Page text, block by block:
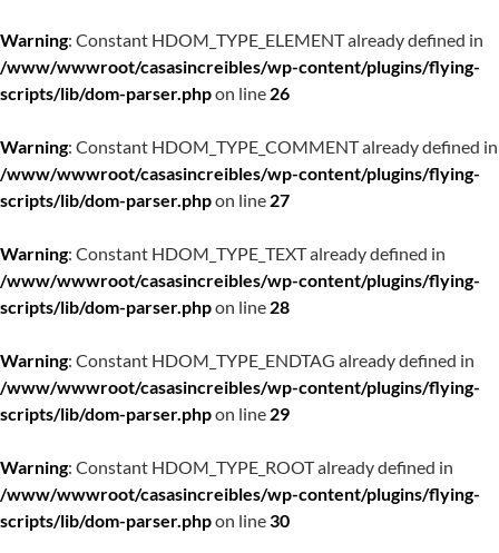
Warning: Constant HDOM_TYPE_ELEMENT already defined in
/www/wwwroot/casasincreibles/wp-content/plugins/flying-
scripts/lib/dom-parser.phpon line 26
Warning: Constant HDOM_TYPE_COMMENT already defined in
/www/wwwroot/casasincreibles/wp-content/plugins/flying-
scripts/lib/dom-parser.phpon line 27
Warning: Constant HDOM_TYPE_TEXT already defined in
/www/wwwroot/casasincreibles/wp-content/plugins/flying-
scripts/lib/dom-parser.phpon line 28
Warning: Constant HDOM_TYPE_ENDTAG already defined in
/www/wwwroot/casasincreibles/wp-content/plugins/flying-
scripts/lib/dom-parser.phpon line 29
Warning: Constant HDOM_TYPE_ROOT already defined in
/www/wwwroot/casasincreibles/wp-content/plugins/flying-
scripts/lib/dom-parser.phpon line30